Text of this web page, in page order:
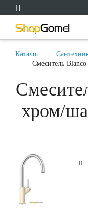
Каталог
Смеситель
хром/